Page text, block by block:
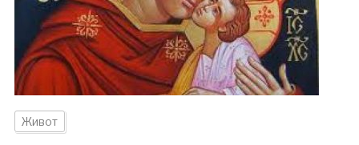
Живот